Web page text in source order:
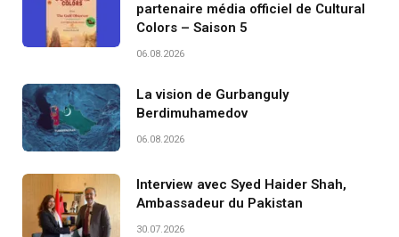
partenaire média officiel de Cultural
Colors – Saison 5
06.08.2026
La vision de Gurbanguly
Berdimuhamedov
06.08.2026
Interview avec Syed Haider Shah,
Ambassadeur du Pakistan
30.07.2026